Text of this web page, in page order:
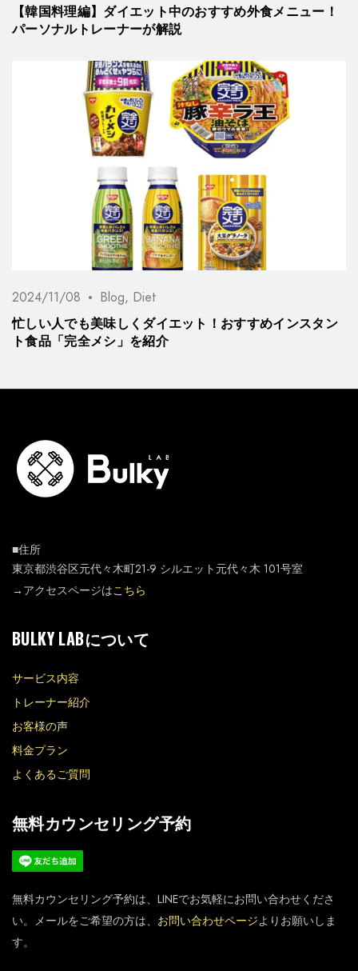
【韓国料理編】ダイエット中のおすすめ外食メニュー！
パーソナルトレーナーが解説
2024/11/08 Blog, Diet
忙しい人でも美味しくダイエット！おすすめインスタン
ト食品「完全メシ」を紹介
■住所
東京都渋谷区元代々木町21-9 シルエット元代々木 101号室
→アクセスページはこちら
BULKY LABについて
サービス内容
トレーナー紹介
お客様の声
料金プラン
よくあるご質問
無料カウンセリング予約
無料カウンセリング予約は、LINEでお気軽にお問い合わせくださ
い。メールをご希望の方は、 お問い合わせページよりお願いしま
す。